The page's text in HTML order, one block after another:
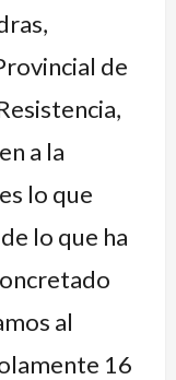
de
a la
lo que
lo que ha
al
16